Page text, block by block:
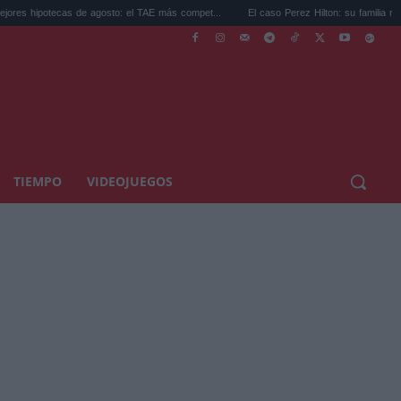
agosto: el TAE más compet... El caso Perez Hilton: su familia rompe el silencio...
TIEMPO VIDEOJUEGOS